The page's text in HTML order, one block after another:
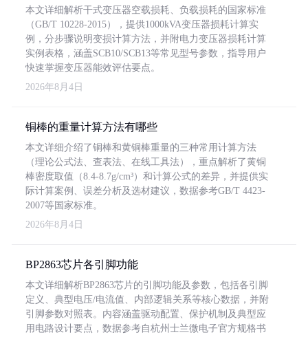
本文详细解析干式变压器空载损耗、负载损耗的国家标准
（GB/T 10228-2015），提供1000kVA变压器损耗计算实
例，分步骤说明变损计算方法，并附电力变压器损耗计算
实例表格，涵盖SCB10/SCB13等常见型号参数，指导用户
快速掌握变压器能效评估要点。
2026年8月4日
铜棒的重量计算方法有哪些
本文详细介绍了铜棒和黄铜棒重量的三种常用计算方法
（理论公式法、查表法、在线工具法），重点解析了黄铜
棒密度取值（8.4-8.7g/cm³）和计算公式的差异，并提供实
际计算案例、误差分析及选材建议，数据参考GB/T 4423-
2007等国家标准。
2026年8月4日
BP2863芯片各引脚功能
本文详细解析BP2863芯片的引脚功能及参数，包括各引脚
定义、典型电压/电流值、内部逻辑关系等核心数据，并附
引脚参数对照表。内容涵盖驱动配置、保护机制及典型应
用电路设计要点，数据参考自杭州士兰微电子官方规格书